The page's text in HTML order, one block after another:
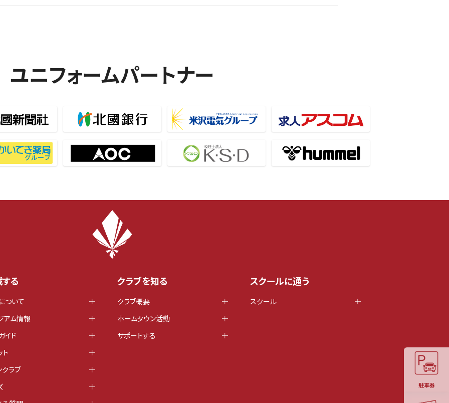
ユニフォームパートナー
駐車券
る
ついて
アム情報
イド
ト
クラブ
クラブを知る
クラブ概要
ホームタウン活動
サポートする
スクールに通う
スクール